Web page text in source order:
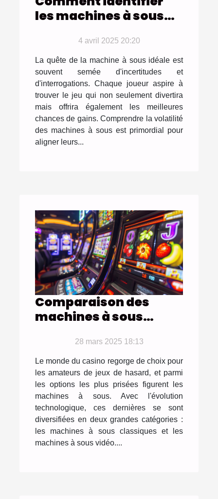
les machines à sous
plus favorable pour
votre style de jeu
4 avril 2025 20:20
La quête de la machine à sous idéale est
souvent semée d'incertitudes et
d'interrogations. Chaque joueur aspire à
trouver le jeu qui non seulement divertira
mais offrira également les meilleures
chances de gains. Comprendre la volatilité
des machines à sous est primordial pour
aligner leurs...
Comparaison des
machines à sous
vidéo quel choix pour
quel type de joueur
28 mars 2025 18:13
Le monde du casino regorge de choix pour
les amateurs de jeux de hasard, et parmi
les options les plus prisées figurent les
machines à sous. Avec l'évolution
technologique, ces dernières se sont
diversifiées en deux grandes catégories :
les machines à sous classiques et les
machines à sous vidéo....